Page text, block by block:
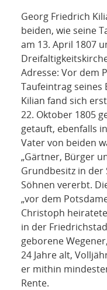
Georg Friedrich
beiden, wie seine
am 13. April 1807
Adresse: Vor dem
Taufeintrag seines
Kilian fand sich
22. Oktober 1805
getauft, ebenfalls
Vater von beiden
„Gärtner, Bürger
Grundbesitz in
Söhnen vererbt.
„vor dem
Christoph
in der
geborene
24 Jahre alt,
er mithin
Rente.